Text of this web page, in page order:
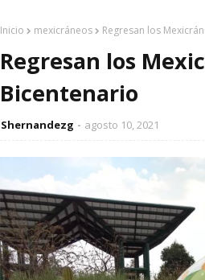
Inicio mexicráneos Regresan los
Regresan los
Bicentenario
Shernandezg agosto 10, 2021